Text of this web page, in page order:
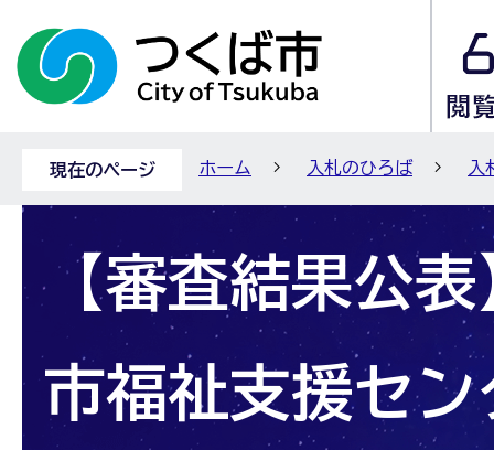
現在のページ ホーム 入札のひろば 入
【審査結果公表
市福祉支援セ